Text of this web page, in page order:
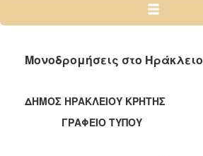
2022
2020
2019
Μονοδρομήσεις στο Ηράκλειο
ΔΗΜΟΣ ΗΡΑΚΛΕΙΟΥ ΚΡΗΤΗΣ
ΓΡΑΦΕΙΟ ΤΥΠΟΥ